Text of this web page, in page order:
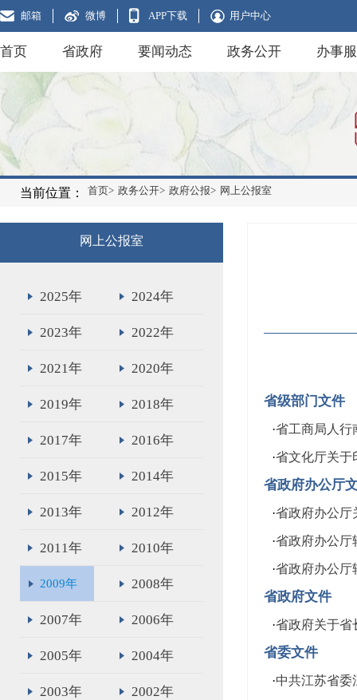
邮箱 微博 APP下载 用户中心
首页 省政府 要闻动态 政务公开 办事
当前位置： 首页> 政务公开> 政府公报> 网上公报室
网上公报室
2025年 2024年
2023年 2022年
2021年 2020年
2019年 2018年
2017年 2016年
2015年 2014年
2013年 2012年
2011年 2010年
2009年 2008年
2007年 2006年
2005年 2004年
2003年 2002年
省级部门文件
·省工商局人行
·省文化厅关于
省政府办公厅
·省政府办公厅
·省政府办公厅
·省政府办公厅
省政府文件
·省政府关于省
省委文件
·中共江苏省委